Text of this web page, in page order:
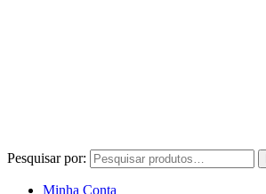
Pesquisar por:
Minha Conta